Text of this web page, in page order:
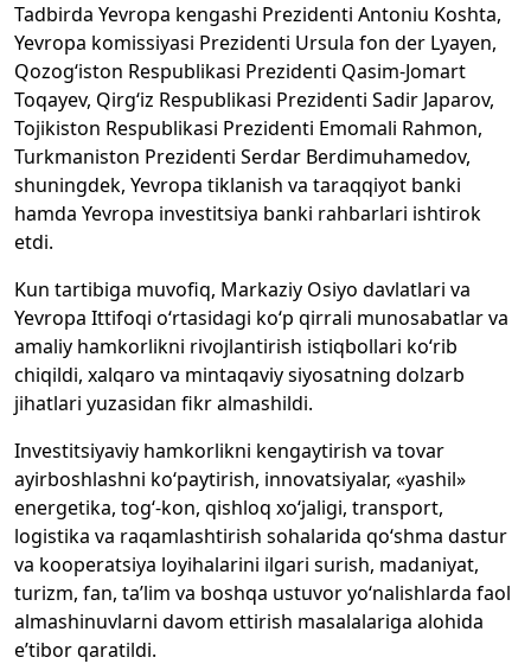
Tadbirda Yevropa kengashi Prezidenti Antoniu Koshta,
Yevropa komissiyasi Prezidenti Ursula fon der Lyayen,
Qozog‘iston Respublikasi Prezidenti Qasim-Jomart
Toqayev, Qirg‘iz Respublikasi Prezidenti Sadir Japarov,
Tojikiston Respublikasi Prezidenti Emomali Rahmon,
Turkmaniston Prezidenti Serdar Berdimuhamedov,
shuningdek, Yevropa tiklanish va taraqqiyot banki
hamda Yevropa investitsiya banki rahbarlari ishtirok
etdi.
Kun tartibiga muvofiq, Markaziy Osiyo davlatlari va
Yevropa Ittifoqi o‘rtasidagi ko‘p qirrali munosabatlar va
amaliy hamkorlikni rivojlantirish istiqbollari ko‘rib
chiqildi, xalqaro va mintaqaviy siyosatning dolzarb
jihatlari yuzasidan fikr almashildi.
Investitsiyaviy hamkorlikni kengaytirish va tovar
ayirboshlashni ko‘paytirish, innovatsiyalar, «yashil»
energetika, tog‘-kon, qishloq xo‘jaligi, transport,
logistika va raqamlashtirish sohalarida qo‘shma dastur
va kooperatsiya loyihalarini ilgari surish, madaniyat,
turizm, fan, ta’lim va boshqa ustuvor yo‘nalishlarda faol
almashinuvlarni davom ettirish masalalariga alohida
e’tibor qaratildi.